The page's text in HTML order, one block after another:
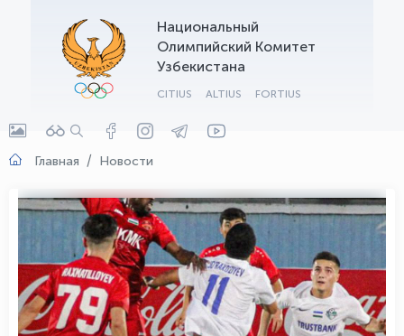
Национальный
Олимпийский Комитет
Узбекистана
CITIUS ALTIUS FORTIUS
Главная Новости
OLYMPCHIK AI - yordamchi
Онлайн · olympic.uz